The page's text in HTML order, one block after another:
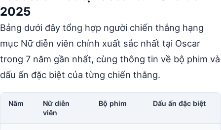
2025
Bảng dưới đây tổng hợp người chiến thắng hạng
mục Nữ diễn viên chính xuất sắc nhất tại Oscar
trong 7 năm gần nhất, cùng thông tin về bộ phim và
dấu ấn đặc biệt của từng chiến thắng.
Năm
Nữ diễn
viên
Bộ phim Dấu ấn đặc biệt